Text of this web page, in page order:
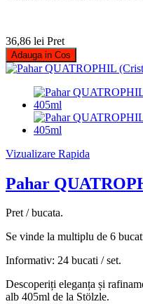
36,86 lei Pret
Adauga in Cos
Vizualizare Rapida
Pahar
Pret / bucata.
Se vinde la multiplu de 6
Informativ: 24 bucati / set.
Descoperiți eleganța și
alb 405ml de la Stölzle.